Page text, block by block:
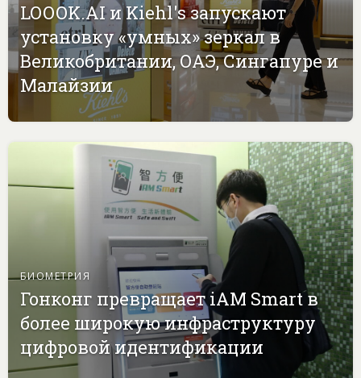
LOOOK.AI и Kiehl's запускают
установку «умных» зеркал в
Великобритании, ОАЭ, Сингапуре и
Малайзии
БИОМЕТРИЯ
Гонконг превращает iAM Smart в
более широкую инфраструктуру
цифровой идентификации